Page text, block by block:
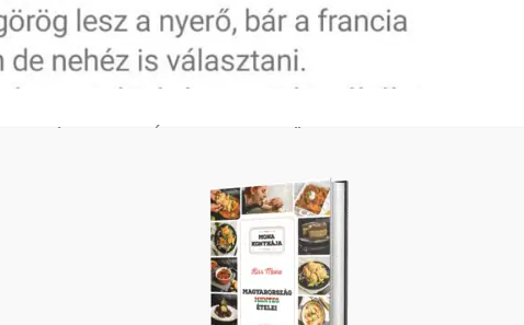
Mentes Ételei könyvemről